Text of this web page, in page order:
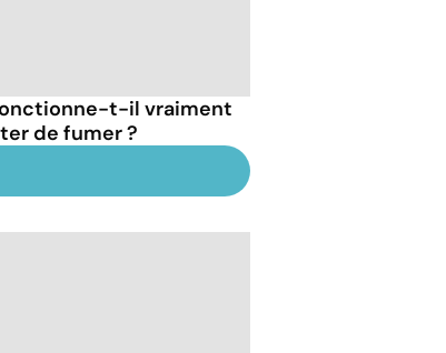
t-il vraiment
de fumer ?